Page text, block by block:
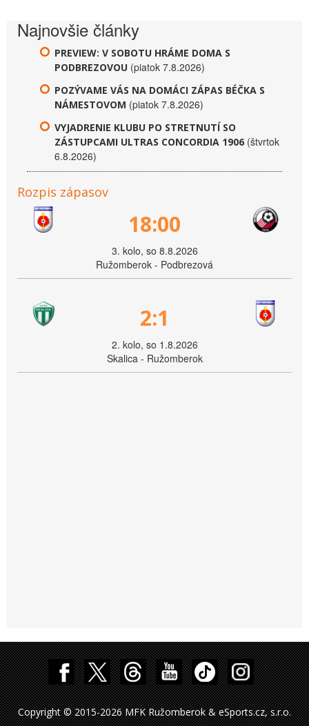
Najnovšie články
PREVIEW: V SOBOTU HRÁME DOMA S
PODBREZOVOU (piatok 7.8.2026)
POZÝVAME VÁS NA DOMÁCI ZÁPAS BÉČKA S
NÁMESTOVOM (piatok 7.8.2026)
VYJADRENIE KLUBU PO STRETNUTÍ SO
ZÁSTUPCAMI ULTRAS CONCORDIA 1906 (štvrtok
6.8.2026)
Rozpis zápasov
18:00
3. kolo, so 8.8.2026
Ružomberok - Podbrezová
2:1
2. kolo, so 1.8.2026
Skalica - Ružomberok
Copyright © 2015-2026 MFK Ružomberok & eSports.cz, s.r.o.